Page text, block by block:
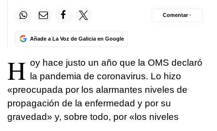
Añade a La Voz de Galicia en Google
Comentar ·
H oy hace justo un año que la OMS declaró
la pandemia de coronavirus. Lo hizo
«preocupada por los alarmantes niveles de
propagación de la enfermedad y por su
gravedad» y, sobre todo, por «los niveles